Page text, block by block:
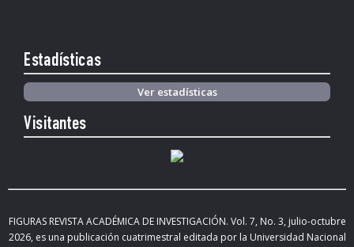
Estadísticas
Ver estadísticas
Visitantes
FIGURAS REVISTA ACADÉMICA DE INVESTIGACIÓN. Vol. 7, No. 3, julio-octubre
2026, es una publicación cuatrimestral editada por la Universidad Nacional